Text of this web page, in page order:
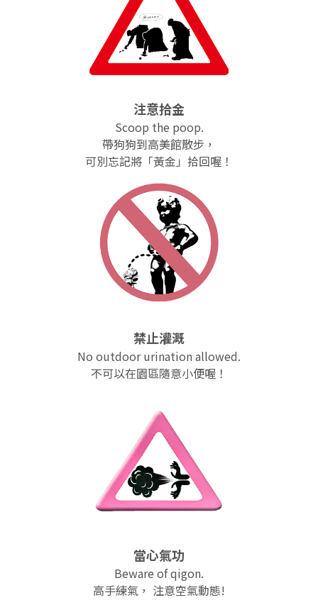
注意拾金
Scoop the poop.
帶狗狗到高美館散步，
可別忘記將「黃金」拾回喔！
禁止灌溉
No outdoor urination allowed.
不可以在園區隨意小便喔！
當心氣功
Beware of qigon.
高手練氣， 注意空氣動態!